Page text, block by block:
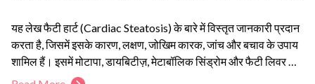
यह लेख फैटी हार्ट (Cardiac Steatosis) के बारे में विस्तृत जानकारी प्रदान
करता है, जिसमें इसके कारण, लक्षण, जोखिम कारक, जांच और बचाव के उपाय
शामिल हैं। इसमें मोटापा, डायबिटीज़, मेटाबॉलिक सिंड्रोम और फैटी लिवर के
साथ इसके संबंध को सरल भाषा में समझाया गया है। यह गाइड स्वस्थ